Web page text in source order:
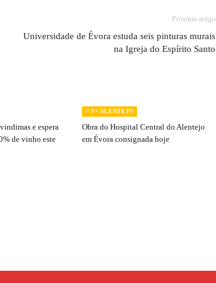
Próximo artigo
Universidade de Évora estuda seis pinturas murais
na Igreja do Espírito Santo
e espera
de vinho este
// S+ ALENTEJO
Obra do Hospital Central do Alentejo
em Évora consignada hoje